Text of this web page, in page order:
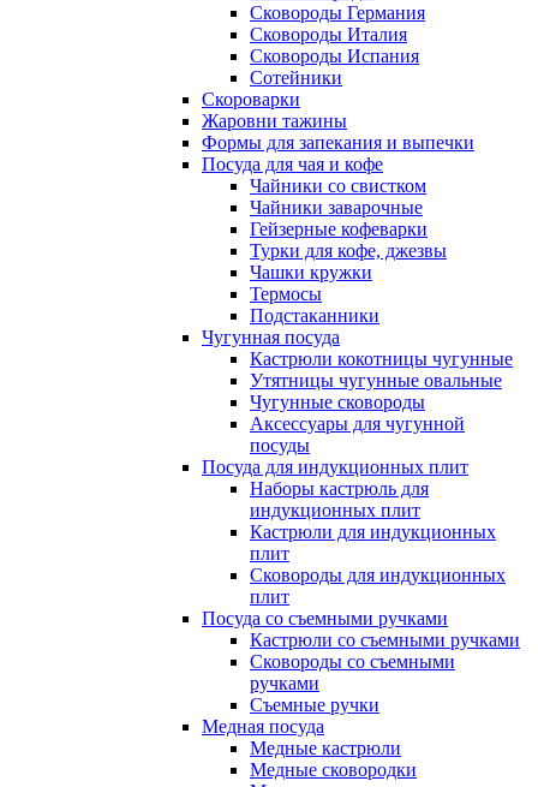
Сковороды Германия
Сковороды Италия
Сковороды Испания
Сотейники
Скороварки
Жаровни тажины
Формы для запекания и выпечки
Посуда для чая и кофе
Чайники со свистком
Чайники заварочные
Гейзерные кофеварки
Турки для кофе, джезвы
Чашки кружки
Термосы
Подстаканники
Чугунная посуда
Кастрюли кокотницы чугунные
Утятницы чугунные овальные
Чугунные сковороды
Аксессуары для чугунной
посуды
Посуда для индукционных плит
Наборы кастрюль для
индукционных плит
Кастрюли для индукционных
плит
Сковороды для индукционных
плит
Посуда со съемными ручками
Кастрюли со съемными ручками
Сковороды со съемными
ручками
Съемные ручки
Медная посуда
Медные кастрюли
Медные сковородки